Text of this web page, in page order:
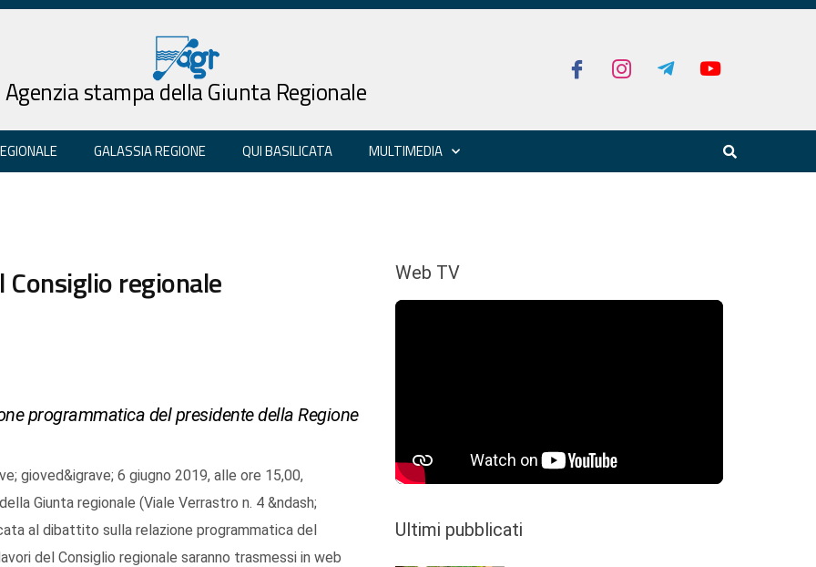
Agenzia stampa della Giunta Regionale
GALASSIA REGIONE QUI BASILICATA MULTIMEDIA
regionale
programmatica del presidente della Regione
gioved&igrave; 6 giugno 2019, alle ore 15,00,
Giunta regionale (Viale Verrastro n. 4 &ndash;
al dibattito sulla relazione programmatica del
del Consiglio regionale saranno trasmessi in web
Web TV
Ultimi pubblicati